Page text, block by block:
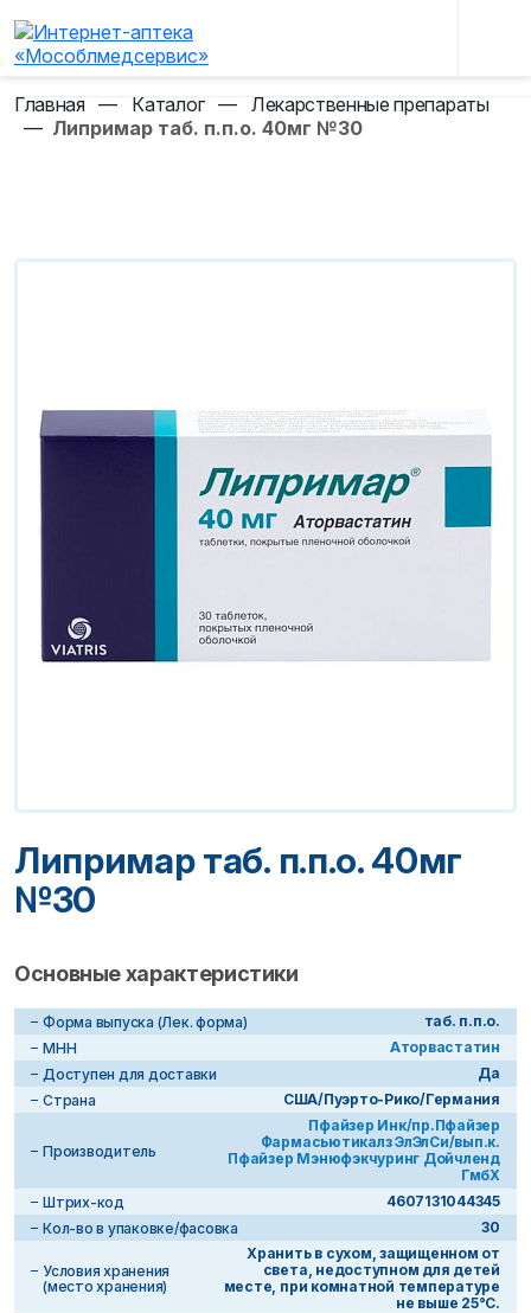
Главная — Каталог — Лекарственные препараты
— Липримар таб. п.п.о. 40мг №30
Липримар таб. п.п.о. 40мг
№30
Основные характеристики
Форма выпуска (Лек. форма)
таб. п.п.о.
МНН
Аторвастатин
Доступен для доставки
Да
Страна
США/Пуэрто-Рико/Германия
Производитель
Пфайзер Инк/пр.Пфайзер
Фармасьютикалз ЭлЭлСи/вып.к.
Пфайзер Мэнюфэкчуринг Дойчленд
ГмбХ
Штрих-код
4607131044345
Кол-во в упаковке/фасовка
30
Условия хранения
(место хранения)
Хранить в сухом, защищенном от
света, недоступном для детей
месте, при комнатной температуре
не выше 25°С.